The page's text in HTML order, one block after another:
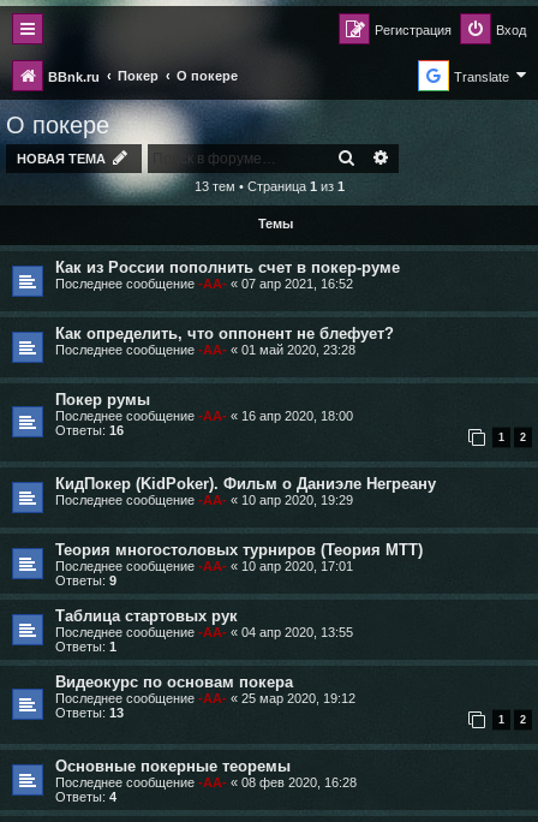
Вход
Регистрация
BBnk.ru Покер О покере Translate
О покере
НОВАЯ ТЕМА ПОИСК
13 тем • Страница 1 из 1
Темы
Как из России пополнить счет в покер-руме
Последнее сообщение -AA- « 07 апр 2021, 16:52
Как определить, что оппонент не блефует?
Последнее сообщение -AA- « 01 май 2020, 23:28
Покер румы
Последнее сообщение -AA- « 16 апр 2020, 18:00
Ответы: 16 1 2
КидПокер (KidPoker). Фильм о Даниэле Негреану
Последнее сообщение -AA- « 10 апр 2020, 19:29
Теория многостоловых турниров (Теория МТТ)
Последнее сообщение -AA- « 10 апр 2020, 17:01
Ответы: 9
Таблица стартовых рук
Последнее сообщение -AA- « 04 апр 2020, 13:55
Ответы: 1
Видеокурс по основам покера
Последнее сообщение -AA- « 25 мар 2020, 19:12
Ответы: 13 1 2
Основные покерные теоремы
Последнее сообщение -AA- « 08 фев 2020, 16:28
Ответы: 4